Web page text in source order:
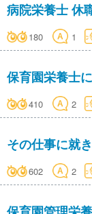
病院栄養士 休
180 1
保育園栄養士
410 2
その仕事に就
602 2